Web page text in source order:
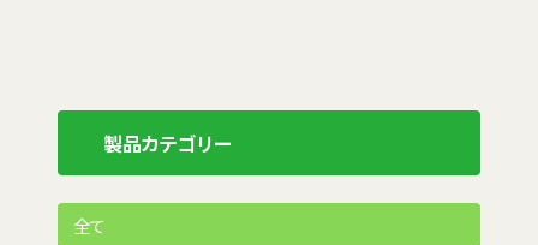
製品カテゴリー
全て